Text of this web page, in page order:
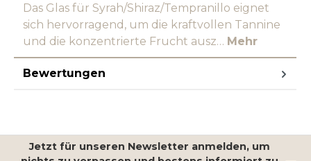
Das Glas für Syrah/Shiraz/Tempranillo eignet
sich hervorragend, um die kraftvollen Tannine
und die konzentrierte Frucht ausz… Mehr
Bewertungen
Jetzt für unseren Newsletter anmelden, um